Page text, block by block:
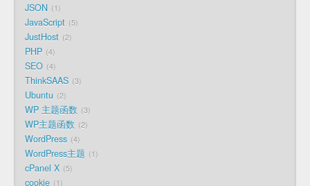
JSON 1
JavaScript 5
JustHost 2
PHP 4
SEO 4
ThinkSAAS 3
Ubuntu 2
WP 主题函数 3
WP主题函数 2
WordPress 4
WordPress主题 1
cPanel X 5
cookie 1